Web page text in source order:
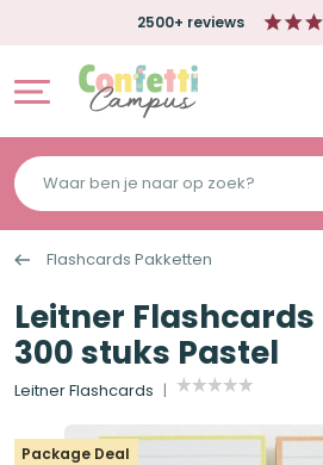
2500+ reviews
Waar
ben
je
naar
op
zoek?
Flashcards Pakketten
Leitner Flashcards
300 stuks Pastel
Leitner Flashcards
Package Deal